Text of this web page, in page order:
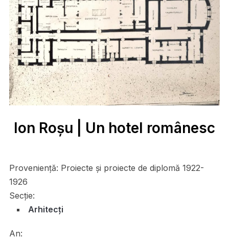
Ion Roșu | Un hotel românesc
Proveniență: Proiecte și proiecte de diplomă 1922-
1926
Secție:
Arhitecți
An: